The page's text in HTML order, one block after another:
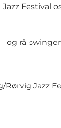
Festival
og rå-
Jazz